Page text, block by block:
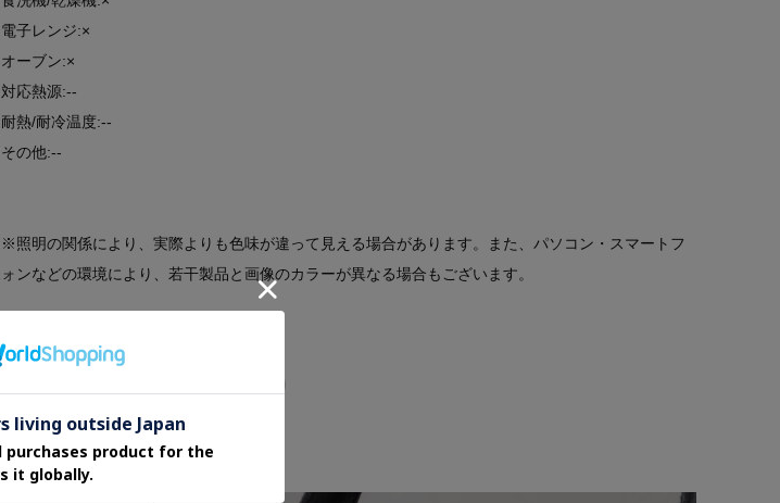
電子レンジ:×
オーブン:×
対応熱源:--
耐熱/耐冷温度:--
その他:--
※照明の関係により、実際よりも色味が違って見える場合があります。また、パソコン・スマートフ
ォンなどの環境により、若干製品と画像のカラーが異なる場合もございます。
関連タグ